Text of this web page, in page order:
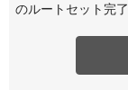
のルートセット完